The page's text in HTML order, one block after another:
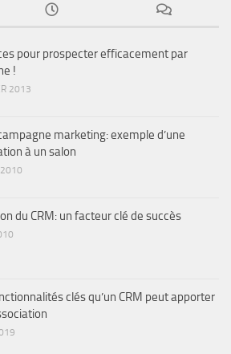
pour prospecter efficacement par
!
2013
marketing: exemple d’une
à un salon
du CRM: un facteur clé de succès
clés qu’un CRM peut apporter